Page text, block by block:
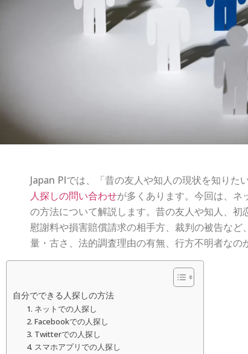
Japan PIでは、「昔の友人や知人の現状を知りた
人探しの問い合わせが多くあります。今回は、ネ
の方法について解説します。昔の友人や知人、初
慰謝料や損害賠償請求の相手方、裁判の被告など
量・古さ、法的調査理由の有無、行方不明者なの
自分でできる人探しの方法
1. ネットでの人探し
2. Facebookでの人探し
3. Twitterでの人探し
4. スマホアプリでの人探し